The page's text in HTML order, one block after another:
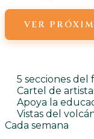
VER
5 secciones del
Cartel de
Apoya la
Vistas del
Cada semana